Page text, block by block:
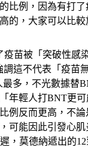
苗的人(接種)6個
比例，因為有打了
疫苗被「突破性感
這不代表「疫苗
多，不光數據替
年輕人打BNT更
例反而更高，不論
可能因此引發心肌